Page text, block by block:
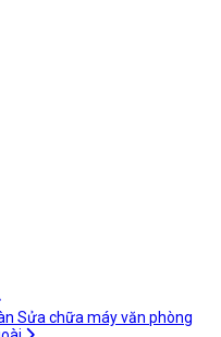
Sửa chữa máy văn phòng